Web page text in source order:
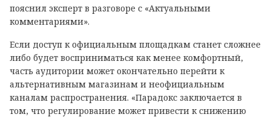
пояснил эксперт в разговоре с «Актуальными
комментариями».
Если доступ к официальным площадкам станет сложнее
либо будет восприниматься как менее комфортный,
часть аудитории может окончательно перейти к
альтернативным магазинам и неофициальным
каналам распространения. «Парадокс заключается в
том, что регулирование может привести к снижению